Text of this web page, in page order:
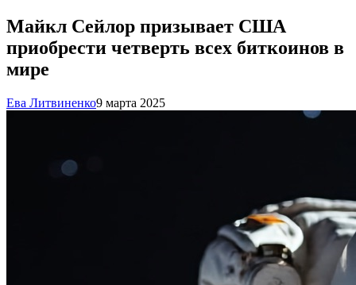
Майкл Сейлор призывает США
приобрести четверть всех биткоинов в
мире
Ева Литвиненко9 марта 2025